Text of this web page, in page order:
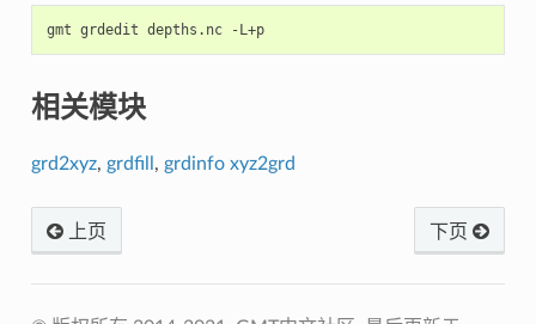
gmt grdedit depths.nc -L+p
相关模块
grd2xyz, grdfill , grdinfo xyz2grd
下页
上页